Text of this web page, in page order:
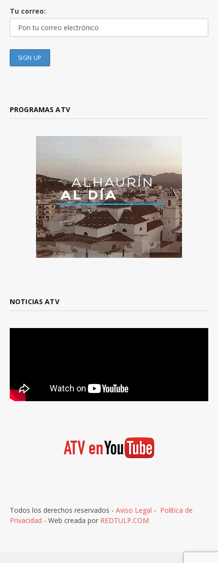
Tu correo:
PROGRAMAS ATV
NOTICIAS ATV
Todos los derechos reservados - Aviso Legal - Política de
Privacidad - Web creada por REDTULP.COM